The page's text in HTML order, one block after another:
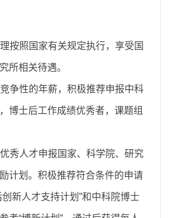
按照国家有关规定执行，享受国
所相关待遇。
争性的年薪，积极推荐申报中科
博士后工作成绩优秀者，课题组
秀人才申报国家、科学院、研究
计划。积极推荐符合条件的申请
创新人才支持计划”和中科院博士